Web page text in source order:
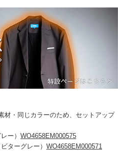
材・同じカラーのため、セットアップ
ー） WO4658EM000575
ターグレー） WO4658EM000571